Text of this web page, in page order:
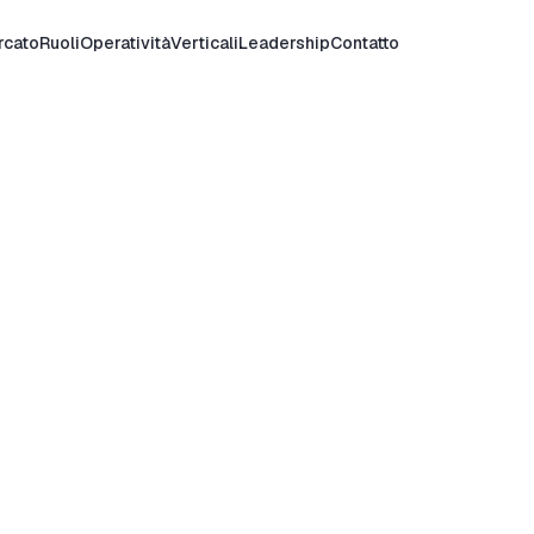
RuoliOperativitàVerticaliLeadershipContatto